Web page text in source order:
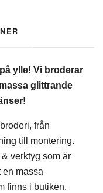
ylle! Vi broderar
glittrande
från
till montering.
verktyg som är
en massa
finns i butiken.